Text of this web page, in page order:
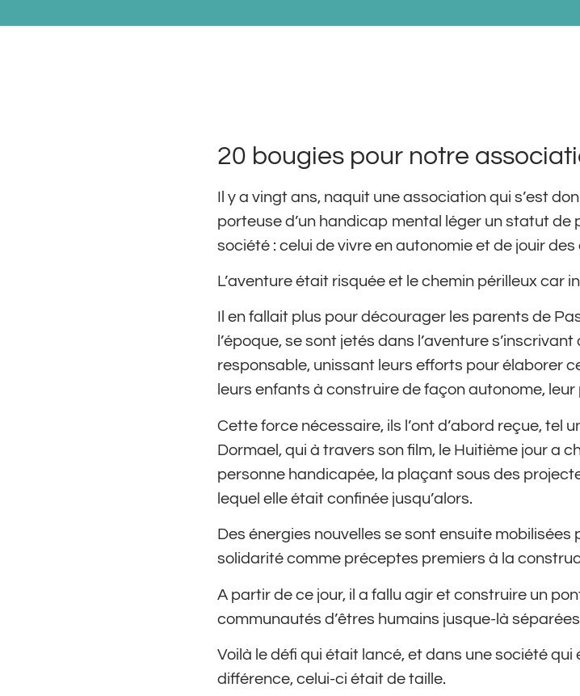
20 bougies pour notre
Il y a vingt ans, naquit une association qui s’est
porteuse d’un handicap mental léger un statut
société : celui de vivre en autonomie et de jouir
L’aventure était risquée et le chemin périlleux car
Il en fallait plus pour décourager les parents de
l’époque, se sont jetés dans l’aventure
responsable, unissant leurs efforts pour élaborer
leurs enfants à construire de façon autonome, leur
Cette force nécessaire, ils l’ont d’abord reçue, tel
Dormael, qui à travers son film, le Huitième jour a
personne handicapée, la plaçant sous des
lequel elle était confinée jusqu’alors.
Des énergies nouvelles se sont ensuite
solidarité comme préceptes premiers à la
A partir de ce jour, il a fallu agir et construire un
communautés d’êtres humains jusque-là
Voilà le défi qui était lancé, et dans une société
différence, celui-ci était de taille.